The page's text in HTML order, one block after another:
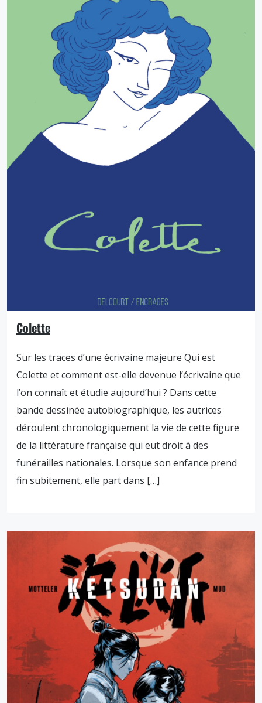
Colette
Sur les traces d’une écrivaine majeure Qui est
Colette et comment est-elle devenue l’écrivaine que
l’on connaît et étudie aujourd’hui ? Dans cette
bande dessinée autobiographique, les autrices
déroulent chronologiquement la vie de cette figure
de la littérature française qui eut droit à des
funérailles nationales. Lorsque son enfance prend
fin subitement, elle part dans […]